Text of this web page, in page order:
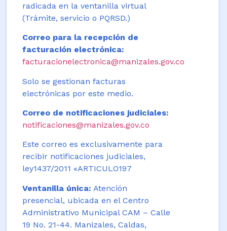
radicada en la ventanilla virtual
(Trámite, servicio o PQRSD.)
Correo para la recepción de
facturación electrónica:
facturacionelectronica@manizales.gov.co
Solo se gestionan facturas
electrónicas por este medio.
Correo de notificaciones judiciales:
notificaciones@manizales.gov.co
Este correo es exclusivamente para
recibir notificaciones judiciales,
ley1437/2011 «ARTICULO197
Ventanilla única: Atención
presencial, ubicada en el Centro
Administrativo Municipal CAM – Calle
19 No. 21-44. Manizales, Caldas,